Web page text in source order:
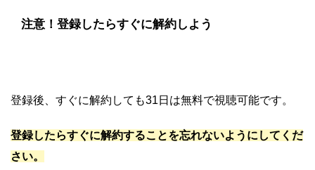
注意！登録したらすぐに解約しよう
登録後、すぐに解約しても31日は無料で視聴可能です。
登録したらすぐに解約することを忘れないようにしてくだ
さい。